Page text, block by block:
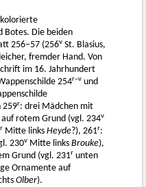
Botes. Die beiden
256–57 (256v St. Blasius,
fremder Hand. Von
im 16. Jahrhundert
254r–v und
259r: drei Mädchen mit
rotem Grund (vgl. 234v
r Mitte links Heyde?), 261r:
230v Mitte links Brouke),
Grund (vgl. 231r unten
Ornamente auf
Olber).